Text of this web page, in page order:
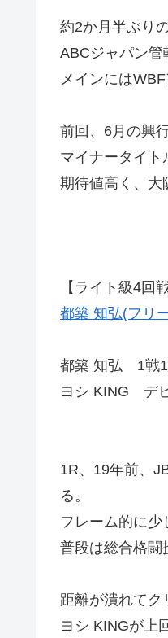
約2か月半ぶり
ABCジャパン管
メインには
前回、6月の興
マイナータイト
期待値高く、大
【ライト級4回戦
都築 知弘(フリ
都築 知弘 1戦
ヨシ KING デ
1R、19年前、
る。
フレーム的に少
普段は総合格闘
距離が潰れてク
ヨシ KINGが上